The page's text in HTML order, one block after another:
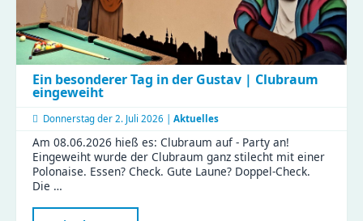
Ein besonderer Tag in der Gustav | Clubraum
eingeweiht
Donnerstag der 2. Juli 2026 | Aktuelles
Am 08.06.2026 hieß es: Clubraum auf - Party an!
Eingeweiht wurde der Clubraum ganz stilecht mit einer
Polonaise. Essen? Check. Gute Laune? Doppel-Check.
Die …